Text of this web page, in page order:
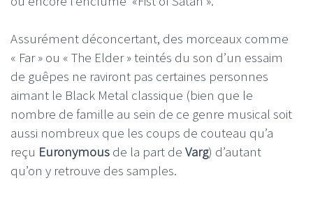
Assurément déconcertant, des morceaux comme
« Far » ou « The Elder » teintés du son d’un essaim
de guêpes ne raviront pas certaines personnes
aimant le Black Metal classique (bien que le
nombre de famille au sein de ce genre musical soit
aussi nombreux que les coups de couteau qu’a
reçu Euronymous de la part de Varg) d’autant
qu’on y retrouve des samples.